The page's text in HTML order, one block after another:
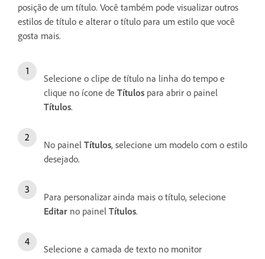
posição de um título. Você também pode visualizar outros
estilos de título e alterar o título para um estilo que você
gosta mais.
Selecione o clipe de título na linha do tempo e
clique no ícone de Títulos para abrir o painel
Títulos.
No painel Títulos, selecione um modelo com o estilo
desejado.
Para personalizar ainda mais o título, selecione
Editar no painel Títulos.
Selecione a camada de texto no monitor